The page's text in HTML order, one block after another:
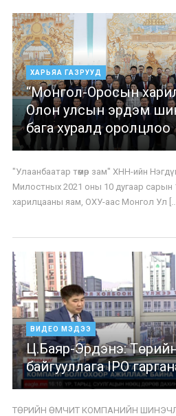
ХАРЬЯА ГАЗРУУД
“Монгол-Оросын
Олон улсын эрдэм
бага хуралд оролцлоо
"Улаанбаатар төмөр зам" ХНН-ийн
Милостных 2021 оны 10 дугаар сарын
харилцааны яам, ОХУ-аас Монгол Ул
ВИДЕО МЭДЭЭ
Ц.Баяр-Эрдэнэ:
байгууллага IPO
ТӨРИЙН ӨМЧИТ КОМПАНИЙН